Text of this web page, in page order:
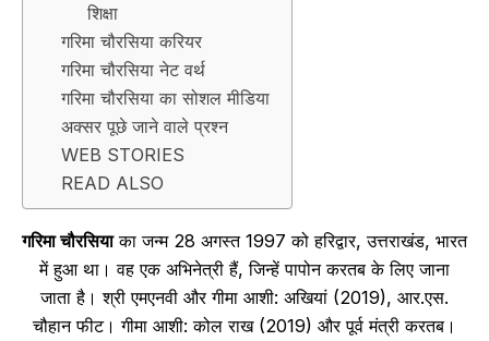
शिक्षा
गरिमा चौरसिया करियर
गरिमा चौरसिया नेट वर्थ
गरिमा चौरसिया का सोशल मीडिया
अक्सर पूछे जाने वाले प्रश्न
WEB STORIES
READ ALSO
गरिमा चौरसियाका जन्म 28 अगस्त 1997 को हरिद्वार, उत्तराखंड, भारत
में हुआ था। वह एक अभिनेत्री हैं, जिन्हें पापोन करतब के लिए जाना
जाता है। श्री एमएनवी और गीमा आशी: अखियां (2019), आर.एस.
चौहान फीट। गीमा आशी: कोल राख (2019) और पूर्व मंत्री करतब।